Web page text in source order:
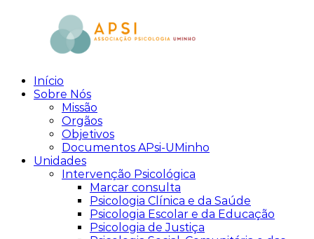
content
aPsi
Associação
Psicologia
Início
Sobre Nós
Missão
Orgãos
Objetivos
Documentos APsi-UMinho
Unidades
Intervenção Psicológica
Marcar consulta
Psicologia Clínica e da Saúde
Psicologia Escolar e da Educação
Psicologia de Justiça